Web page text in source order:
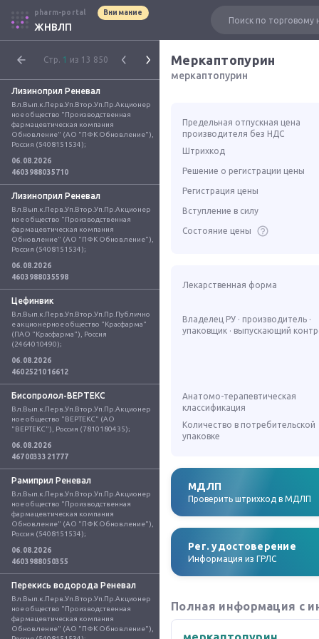
pharm-portal Внимание
ЖНВЛП
Стр. 1 из 13 850
Лизиноприл Реневал
Вл.Вып.к.Перв.Уп.Втор.Уп.Пр.Акционер
ное общество "Производственная
фармацевтическая компания
Обновление" (АО "ПФК Обновление"),
Россия (5408151534);
06.08.2026
4603988035710
Лизиноприл Реневал
Вл.Вып.к.Перв.Уп.Втор.Уп.Пр.Акционер
ное общество "Производственная
фармацевтическая компания
Обновление" (АО "ПФК Обновление"),
Россия (5408151534);
06.08.2026
4603988035598
Цефинвик
Вл.Вып.к.Перв.Уп.Втор.Уп.Пр.Публично
е акционерное общество "Красфарма"
(ПАО "Красфарма"), Россия
(2464010490);
06.08.2026
4602521016612
Бисопролол-ВЕРТЕКС
Вл.Вып.к.Перв.Уп.Втор.Уп.Пр.Акционер
ное общество "ВЕРТЕКС" (АО
"ВЕРТЕКС"), Россия (7810180435);
06.08.2026
4670033321777
Рамиприл Реневал
Вл.Вып.к.Перв.Уп.Втор.Уп.Пр.Акционер
ное общество "Производственная
фармацевтическая компания
Обновление" (АО "ПФК Обновление"),
Россия (5408151534);
06.08.2026
4603988050355
Перекись водорода Реневал
Вл.Вып.к.Перв.Уп.Втор.Уп.Пр.Акционер
ное общество "Производственная
фармацевтическая компания
Обновление" (АО "ПФК Обновление"),
Меркаптопурин
меркаптопурин
Предельная отпускная цена
производителя без НДС
Штрихкод
Решение о регистрации цены
Регистрация цены
Вступление в силу
Состояние цены
Лекарственная форма
Владелец РУ · производитель ·
упаковщик · выпускающий
Анатомо-терапевтическая
классификация
Количество в потребительской
упаковке
МДЛП
Проверить штрихкод в МДЛП
Рег. удостоверение
Информация из ГРЛС
Полная информация с